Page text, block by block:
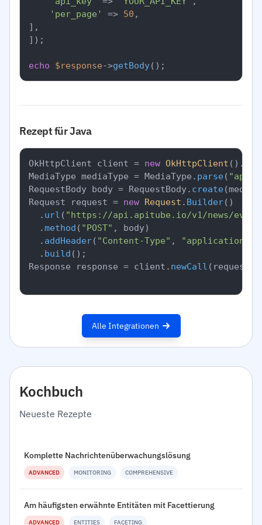
'per_page'
=> 50 ,
],
]);
echo $response->getBody
Rezept für Java
OkHttpClient client = new OkHttpClient ().
MediaType mediaType = MediaType. parse(
RequestBody body = RequestBody. create
Request request = new Request . Builder()
		.
url ( "https://api.apitube.io/v1/news/
		.
method ( "POST" , body)
		.
addHeader( "Content-Type" ,
"application/
		.
build ();
Response response = client. newCall (request).
Alle Integrationen
Kochbuch
Neueste Rezepte
Komplette Nachrichtenüberwachungslösung
ADVANCED MONITORING COMPREHENSIVE
Am häufigsten erwähnte Entitäten mit Facettierung
ADVANCED ENTITIES FACETING